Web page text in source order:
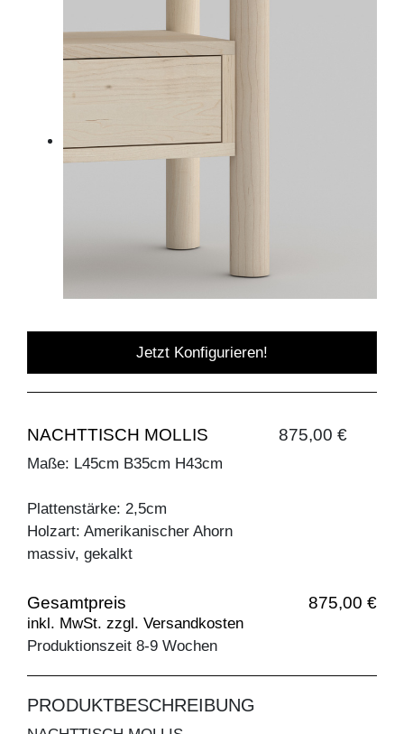
Jetzt Konfigurieren!
NACHTTISCH MOLLIS 875,00 €
Maße: L45cm B35cm H43cm
Plattenstärke: 2,5cm
Holzart: Amerikanischer Ahorn
massiv, gekalkt
Gesamtpreis 875,00 €
inkl. MwSt. zzgl. Versandkosten
Produktionszeit 8-9 Wochen
PRODUKTBESCHREIBUNG